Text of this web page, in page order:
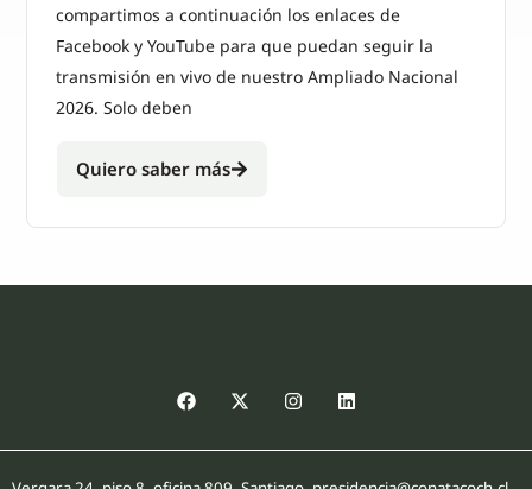
compartimos a continuación los enlaces de
Facebook y YouTube para que puedan seguir la
transmisión en vivo de nuestro Ampliado Nacional
2026. Solo deben
Quiero saber más